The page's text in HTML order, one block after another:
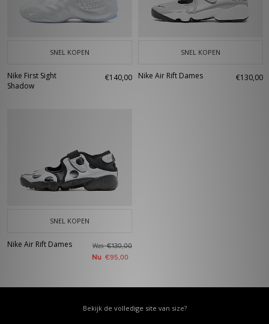
SNEL KOPEN
Nike First Sight
Shadow
€140,00
SNEL KOPEN
Nike Air Rift Dames €130,00
SNEL KOPEN
Nike Air Rift Dames Was€130,00
Nu €95,00
Bekijk de volledige site van size?